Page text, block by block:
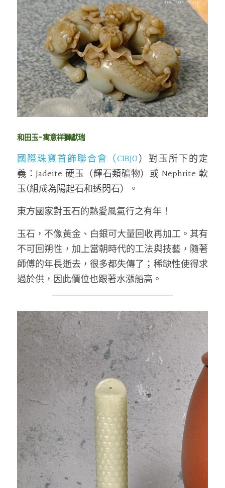
和田玉-寓意祥獅獻瑞
國際珠寶首飾聯合會（CIBJO）對玉所下的定
義：Jadeite 硬玉（輝石類礦物）或 Nephrite 軟
玉(組成為陽起石和透閃石）。
東方國家對玉石的熱愛風氣行之有年！
玉石，不像黃金、白銀可大量回收再加工。其有
不可回朔性，加上當朝時代的工法與技藝，隨著
師傅的年長逝去，很多都失傳了；稀缺性使得求
過於供，因此價位也跟著水漲船高。